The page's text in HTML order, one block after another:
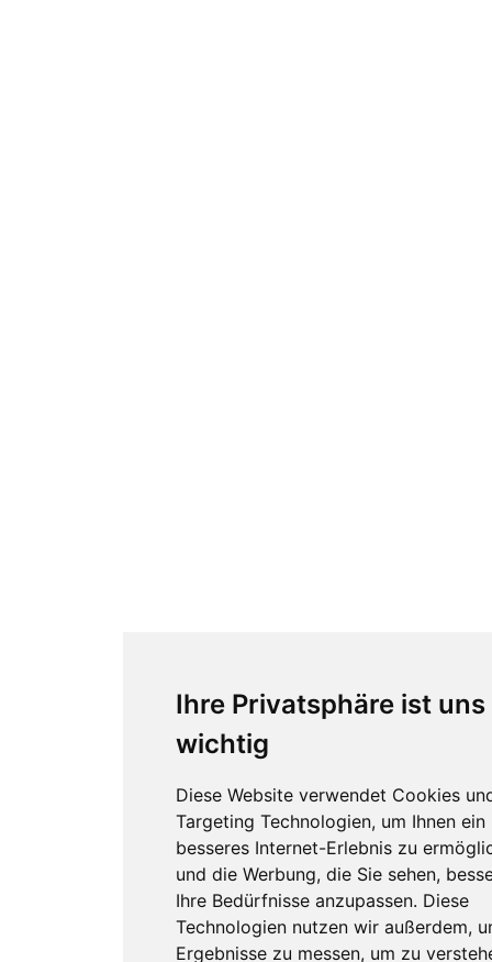
Ihre Privatsphäre ist uns
wichtig
Diese Website verwendet Cookies
Targeting Technologien, um Ihnen ein
besseres Internet-Erlebnis zu
und die Werbung, die Sie sehen,
Ihre Bedürfnisse anzupassen. Diese
Technologien nutzen wir außerdem,
Ergebnisse zu messen, um zu